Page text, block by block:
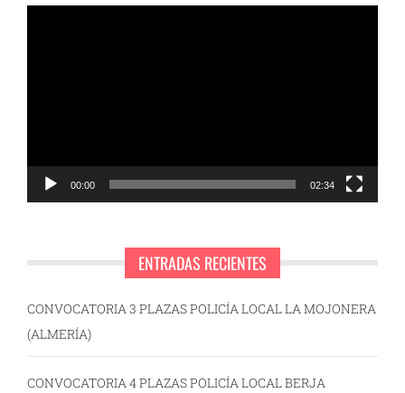
00:00 02:34
ENTRADAS RECIENTES
CONVOCATORIA 3 PLAZAS POLICÍA LOCAL LA MOJONERA
(ALMERÍA)
CONVOCATORIA 4 PLAZAS POLICÍA LOCAL BERJA